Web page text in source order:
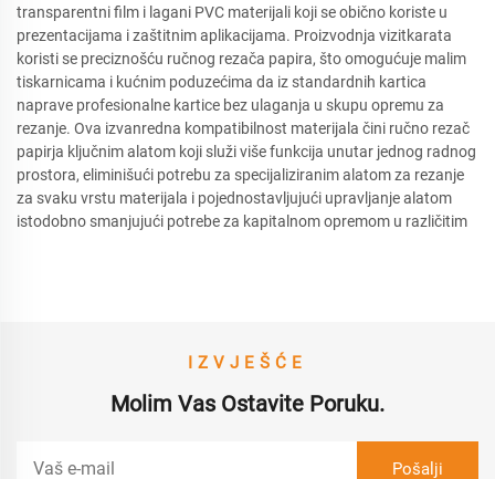
transparentni film i lagani PVC materijali koji se obično koriste u
prezentacijama i zaštitnim aplikacijama. Proizvodnja vizitkarata
koristi se preciznošću ručnog rezača papira, što omogućuje malim
tiskarnicama i kućnim poduzećima da iz standardnih kartica
naprave profesionalne kartice bez ulaganja u skupu opremu za
rezanje. Ova izvanredna kompatibilnost materijala čini ručno rezač
papirja ključnim alatom koji služi više funkcija unutar jednog radnog
prostora, eliminišući potrebu za specijaliziranim alatom za rezanje
za svaku vrstu materijala i pojednostavljujući upravljanje alatom
istodobno smanjujući potrebe za kapitalnom opremom u različitim
IZVJEŠĆE
Molim Vas Ostavite Poruku.